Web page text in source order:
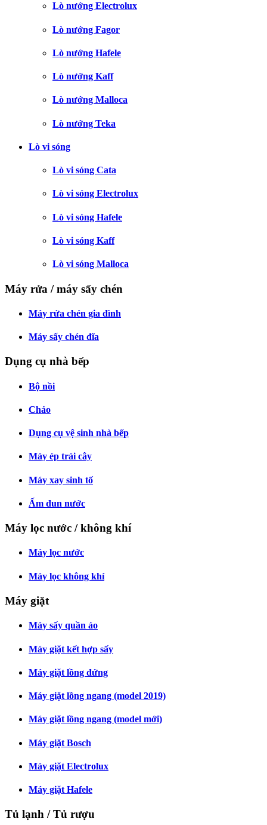
Lò nướng Electrolux
Lò nướng Fagor
Lò nướng Hafele
Lò nướng Kaff
Lò nướng Malloca
Lò nướng Teka
Lò vi sóng
Lò vi sóng Cata
Lò vi sóng Electrolux
Lò vi sóng Hafele
Lò vi sóng Kaff
Lò vi sóng Malloca
Máy rửa / máy sấy chén
Máy rửa chén gia đình
Máy sấy chén đĩa
Dụng cụ nhà bếp
Bộ nồi
Chảo
Dụng cụ vệ sinh nhà bếp
Máy ép trái cây
Máy xay sinh tố
Ấm đun nước
Máy lọc nước / không khí
Máy lọc nước
Máy lọc không khí
Máy giặt
Máy sấy quần áo
Máy giặt kết hợp sấy
Máy giặt lồng đứng
Máy giặt lồng ngang (model 2019)
Máy giặt lồng ngang (model mới)
Máy giặt Bosch
Máy giặt Electrolux
Máy giặt Hafele
Tủ lạnh / Tủ rượu